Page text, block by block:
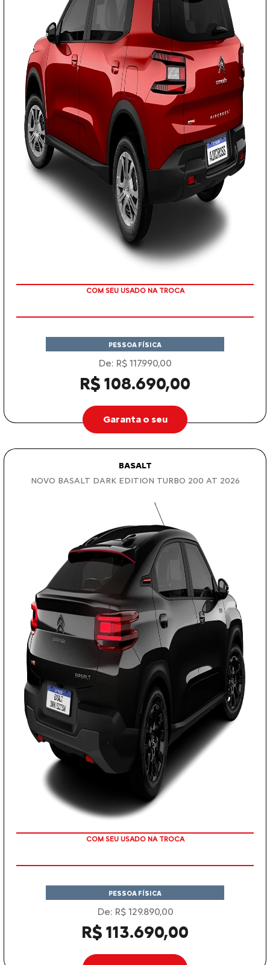
TAXA ZERO EM 12X
PESSOA FÍSICA
De: R$ 117.990,00
R$ 108.690,00
Garanta o seu
BASALT
NOVO BASALT DARK EDITION TURBO 200 AT 2026
TAXA ZERO
PESSOA FÍSICA
De: R$ 129.890,00
R$ 113.690,00